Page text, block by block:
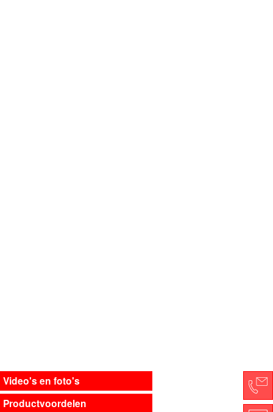
Video's en foto's
Productvoordelen